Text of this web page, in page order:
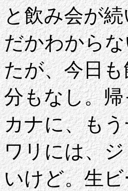
と飲み会が
だかわから
たが、今日
分もなし。
カナに、も
ワリには、
いけど。生